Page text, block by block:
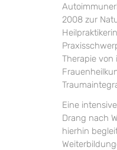
2008 zur
Therapie von
Eine
Drang nach
hierhin